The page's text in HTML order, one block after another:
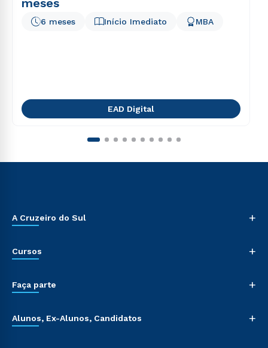
meses
Início Imediato
6 meses MBA
EAD Digital
A Cruzeiro do Sul +
Cursos +
Faça parte +
Alunos, Ex-Alunos, Candidatos +